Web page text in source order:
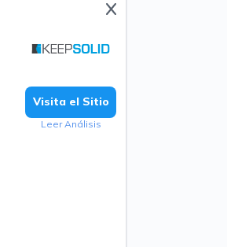
Visita el Sitio
Leer Análisis